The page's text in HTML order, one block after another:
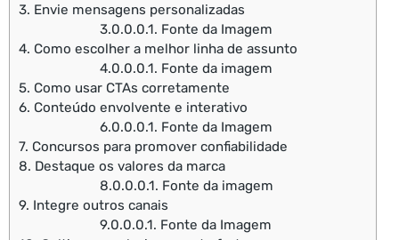
3. Envie mensagens personalizadas
3.0.0.0.1. Fonte da Imagem
4. Como escolher a melhor linha de assunto
4.0.0.0.1. Fonte da imagem
5. Como usar CTAs corretamente
6. Conteúdo envolvente e interativo
6.0.0.0.1. Fonte da Imagem
7. Concursos para promover confiabilidade
8. Destaque os valores da marca
8.0.0.0.1. Fonte da imagem
9. Integre outros canais
9.0.0.0.1. Fonte da Imagem